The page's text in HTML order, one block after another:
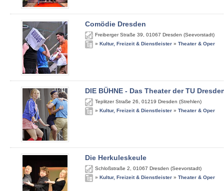
Comödie Dresden
Freiberger Straße 39 01067 Dresden (Seevorstadt)
» Kultur, Freizeit & Dienstleister » Theater & Oper
DIE BÜHNE - Das Theater der TU
Teplitzer Straße 26 01219 Dresden (Strehlen)
» Kultur, Freizeit & Dienstleister » Theater & Oper
Die Herkuleskeule
Schloßstraße 2 01067 Dresden (Seevorstadt)
» Kultur, Freizeit & Dienstleister » Theater & Oper